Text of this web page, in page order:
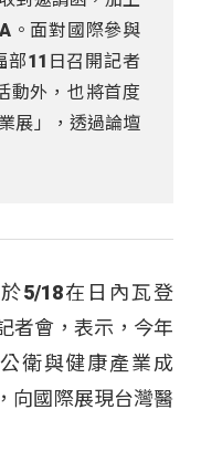
。面對國際參與
部11日召開記者
動外，也將首度
展」，透過論壇
5/18在日內瓦登
者會，表示，今年
衛與健康產業成
向國際展現台灣醫